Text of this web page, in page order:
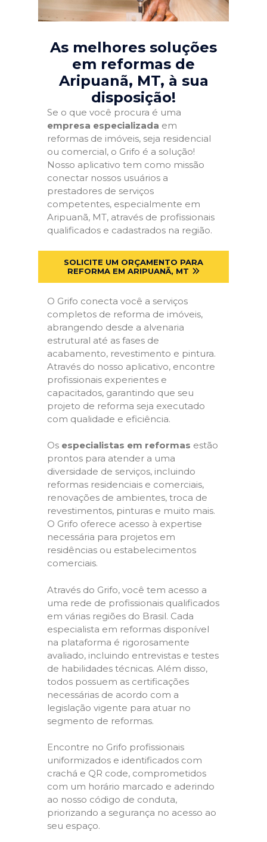
As melhores soluções
em reformas de
Aripuanã, MT, à sua
disposição!
Se o que você procura é uma
empresa especializada em
reformas de imóveis, seja residencial
ou comercial, o Grifo é a solução!
Nosso aplicativo tem como missão
conectar nossos usuários a
prestadores de serviços
competentes, especialmente em
Aripuanã, MT, através de profissionais
qualificados e cadastrados na região.
SOLICITE UM ORÇAMENTO PARA
REFORMA EM ARIPUANÃ, MT
O Grifo conecta você a serviços
completos de reforma de imóveis,
abrangendo desde a alvenaria
estrutural até as fases de
acabamento, revestimento e pintura.
Através do nosso aplicativo, encontre
profissionais experientes e
capacitados, garantindo que seu
projeto de reforma seja executado
com qualidade e eficiência.
Os especialistas em reformas estão
prontos para atender a uma
diversidade de serviços, incluindo
reformas residenciais e comerciais,
renovações de ambientes, troca de
revestimentos, pinturas e muito mais.
O Grifo oferece acesso à expertise
necessária para projetos em
residências ou estabelecimentos
comerciais.
Através do Grifo, você tem acesso a
uma rede de profissionais qualificados
em várias regiões do Brasil. Cada
especialista em reformas disponível
na plataforma é rigorosamente
avaliado, incluindo entrevistas e testes
de habilidades técnicas. Além disso,
todos possuem as certificações
necessárias de acordo com a
legislação vigente para atuar no
segmento de reformas.
Encontre no Grifo profissionais
uniformizados e identificados com
crachá e QR code, comprometidos
com um horário marcado e aderindo
ao nosso código de conduta,
priorizando a segurança no acesso ao
seu espaço.